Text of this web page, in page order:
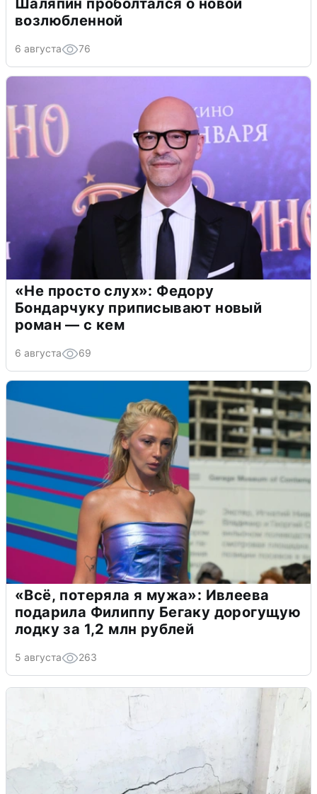
Шаляпин проболтался о новой
возлюбленной
6 августа 76
«Не просто слух»: Федору
Бондарчуку приписывают новый
роман — с кем
6 августа 69
«Всё, потеряла я мужа»: Ивлеева
подарила Филиппу Бегаку дорогущую
лодку за 1,2 млн рублей
5 августа 263